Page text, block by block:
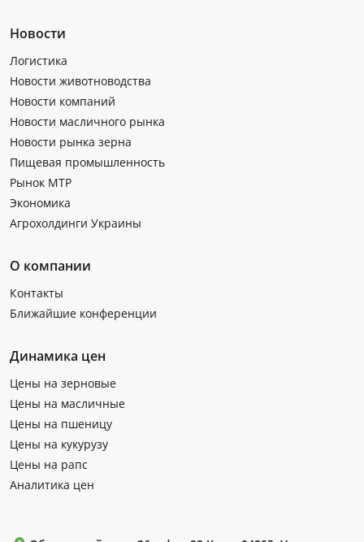
Новости
Логистика
Новости животноводства
Новости компаний
Новости масличного рынка
Новости рынка зерна
Пищевая промышленность
Рынок МТР
Экономика
Агрохолдинги Украины
О компании
Контакты
Ближайшие конференции
Динамика цен
Цены на зерновые
Цены на масличные
Цены на пшеницу
Цены на кукурузу
Цены на рапс
Аналитика цен